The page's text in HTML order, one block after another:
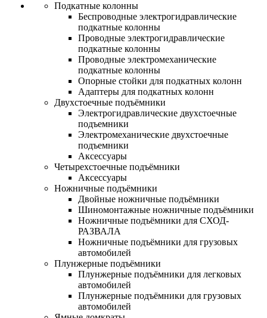
Подкатные колонны
Беспроводные электрогидравлические
подкатные колонны
Проводные электрогидравлические
подкатные колонны
Проводные электромеханические
подкатные колонны
Опорные стойки для подкатных колонн
Адаптеры для подкатных колонн
Двухстоечные подъёмники
Электрогидравлические двухстоечные
подъемники
Электромеханические двухстоечные
подъемники
Аксессуары
Четырехстоечные подъёмники
Аксессуары
Ножничные подъёмники
Двойные ножничные подъёмники
Шиномонтажные ножничные подъёмники
Ножничные подъёмники для СХОД-
РАЗВАЛА
Ножничные подъёмники для грузовых
автомобилей
Плунжерные подъёмники
Плунжерные подъёмники для легковых
автомобилей
Плунжерные подъёмники для грузовых
автомобилей